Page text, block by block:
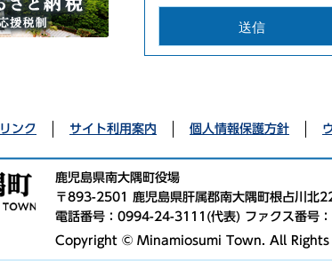
リンク サイト利用案内 個人情報保護方針
鹿児島県南大隅町役場
〒893-2501 鹿児島県肝属郡南大隅町根占川北
電話番号：0994-24-3111(代表) ファクス番号
Copyright © Minamiosumi Town. All Rights